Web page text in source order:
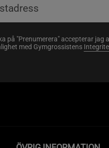
på "Prenumerera" accepterar jag
med Gymgrossistens